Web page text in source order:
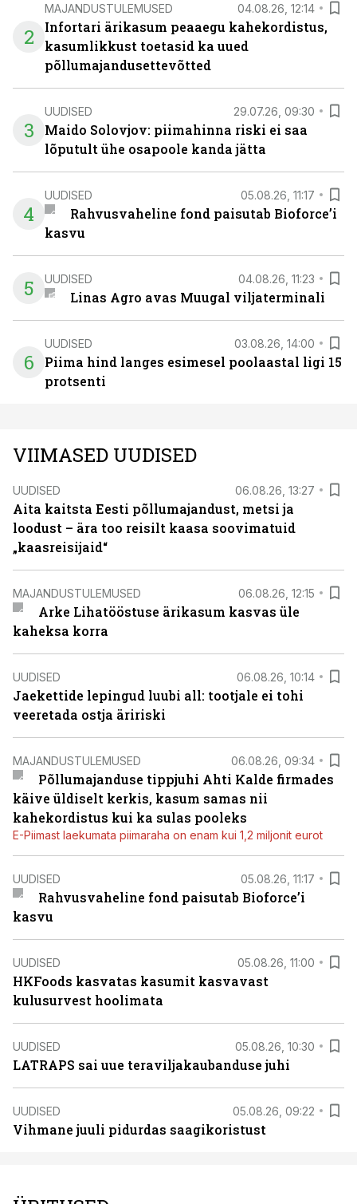
2
MAJANDUSTULEMUSED 04.08.26, 12:14
Infortari ärikasum peaaegu kahekordistus,
kasumlikkust toetasid ka uued
põllumajandusettevõtted
3
UUDISED 29.07.26, 09:30
Maido Solovjov: piimahinna riski ei saa
lõputult ühe osapoole kanda jätta
4
UUDISED 05.08.26, 11:17
Rahvusvaheline fond paisutab Bioforce’i
kasvu
5 UUDISED 04.08.26, 11:23
Linas Agro avas Muugal viljaterminali
6
UUDISED 03.08.26, 14:00
Piima hind langes esimesel poolaastal ligi 15
protsenti
VIIMASED UUDISED
UUDISED 06.08.26, 13:27
Aita kaitsta Eesti põllumajandust, metsi ja
loodust – ära too reisilt kaasa soovimatuid
„kaasreisijaid“
MAJANDUSTULEMUSED 06.08.26, 12:15
Arke Lihatööstuse ärikasum kasvas üle
kaheksa korra
UUDISED 06.08.26, 10:14
Jaekettide lepingud luubi all: tootjale ei tohi
veeretada ostja äririski
MAJANDUSTULEMUSED 06.08.26, 09:34
Põllumajanduse tippjuhi Ahti Kalde firmades
käive üldiselt kerkis, kasum samas nii
kahekordistus kui ka sulas pooleks
E-Piimast laekumata piimaraha on enam kui 1,2 miljonit eurot
UUDISED 05.08.26, 11:17
Rahvusvaheline fond paisutab Bioforce’i
kasvu
UUDISED 05.08.26, 11:00
HKFoods kasvatas kasumit kasvavast
kulusurvest hoolimata
UUDISED 05.08.26, 10:30
LATRAPS sai uue teraviljakaubanduse juhi
UUDISED 05.08.26, 09:22
Vihmane juuli pidurdas saagikoristust